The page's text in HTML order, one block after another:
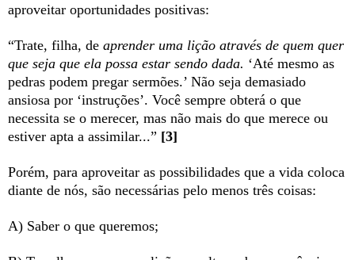
aproveitar oportunidades positivas:
“Trate, filha, de aprender uma lição através de quem quer
que seja que ela possa estar sendo dada. ‘Até mesmo as
pedras podem pregar sermões.’ Não seja demasiado
ansiosa por ‘instruções’. Você sempre obterá o que
necessita se o merecer, mas não mais do que merece ou
estiver apta a assimilar...” [3]
Porém, para aproveitar as possibilidades que a vida coloca
diante de nós, são necessárias pelo menos três coisas:
A) Saber o que queremos;